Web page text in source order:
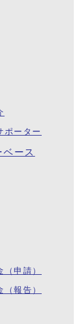
ポーター
ース
申請）
報告）